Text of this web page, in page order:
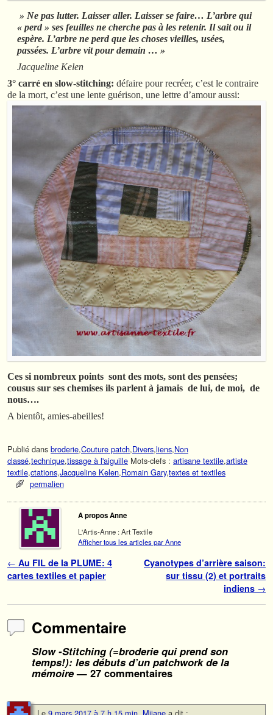
» Ne pas lutter. Laisser aller. Laisser se faire… L’arbre qui
« perd » ses feuilles ne cherche pas à les retenir. Il sait ou il
espère. L’arbre ne perd que les choses vieilles, usées,
passées. L’arbre vit pour demain … »
Jacqueline Kelen
3° carré en slow-stitching: défaire pour recréer, c’est le contraire
de la mort, c’est une lente guérison, une lettre d’amour aussi:
Ces si nombreux points sont des mots, sont des pensées;
cousus sur ses chemises ils parlent à jamais de lui, de moi, de
nous….
A bientôt, amies-abeilles!
Publié dans broderie,Couture patch,Divers,liens,Non
classé,technique,tissage à l'aiguille Mots-clefs : artisane textile,artiste
textile,ctations,Jacqueline Kelen,Romain Gary,textes et textiles
permalien
A propos Anne
L'Artis-Anne : Art Textile
Afficher tous les articles par Anne
Navigation des articles
← Au FIL de la PLUME: 4
cartes textiles et papier
Cyanotypes d’arrière saison:
sur tissu (2) et portraits
indiens →
Commentaire
Slow -Stitching (=broderie qui prend son
temps!): les débuts d’un patchwork de la
mémoire— 27 commentaires